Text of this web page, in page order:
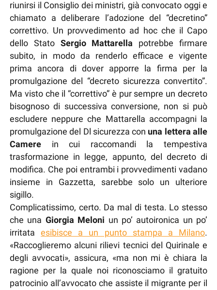
riunirsi il Consiglio dei ministri, già convocato oggi e
chiamato a deliberare l’adozione del “decretino”
correttivo. Un provvedimento ad hoc che il Capo
dello Stato Sergio Mattarella potrebbe firmare
subito, in modo da renderlo efficace e vigente
prima ancora di dover apporre la firma per la
promulgazione del “decreto sicurezza convertito”.
Ma visto che il “correttivo” è pur sempre un decreto
bisognoso di successiva conversione, non si può
escludere neppure che Mattarella accompagni la
promulgazione del Dl sicurezza con una lettera alle
Camere in cui raccomandi la tempestiva
trasformazione in legge, appunto, del decreto di
modifica. Che poi entrambi i provvedimenti vadano
insieme in Gazzetta, sarebbe solo un ulteriore
sigillo.
Complicatissimo, certo. Da mal di testa. Lo stesso
che una Giorgia Meloni un po’ autoironica un po’
irritataesibisce a un punto stampa a Milano.
«Raccoglieremo alcuni rilievi tecnici del Quirinale e
degli avvocati», assicura, «ma non mi è chiara la
ragione per la quale noi riconosciamo il gratuito
patrocinio all’avvocato che assiste il migrante per il